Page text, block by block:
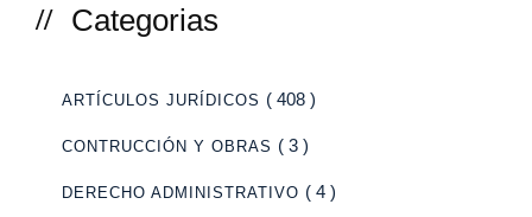
Categorias
ARTÍCULOS JURÍDICOS ( 408 )
CONTRUCCIÓN Y OBRAS ( 3 )
DERECHO ADMINISTRATIVO ( 4 )